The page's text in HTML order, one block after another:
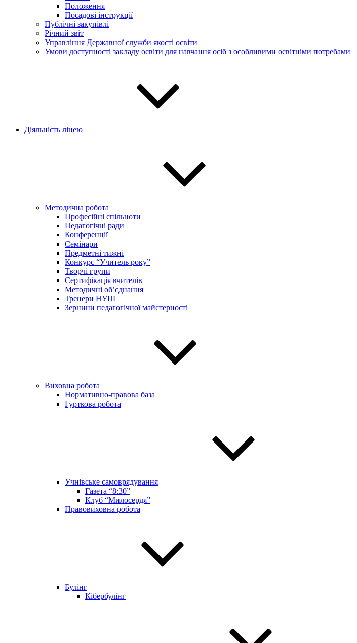
Положення
Посадові інструкції
Публічні закупівлі
Річний звіт
Управління Державної служби якості освіти
Умови доступності закладу освіти для навчання осіб з особливими освітніми потребами
Діяльність ліцею
Методична робота
Професійні спільноти
Педагогічні ради
Конференції
Семінари
Предметні тижні
Конкурс “Учитель року”
Творчі групи
Сертифікація вчителів
Методичні об’єднання
Тренери НУШ
Зернини педагогічної майстерності
Виховна робота
Нормативно-правова база
Гурткова робота
Учнівське самоврядування
Газета “8:30”
Клуб “Милосердя”
Правовиховна робота
Булінг
Кібербулінг